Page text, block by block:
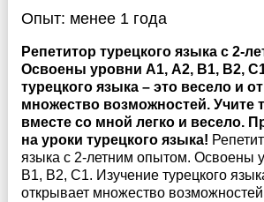
Опыт: менее 1 года
Репетитор турецкого языка с 2-
Освоены уровни А1, А2, В1, В2,
турецкого языка – это весело и
множество возможностей. Учите
вместе со мной легко и весело.
на уроки турецкого языка!
языка с 2-летним опытом. Освоены
В1, В2, С1. Изучение турецкого
открывает множество